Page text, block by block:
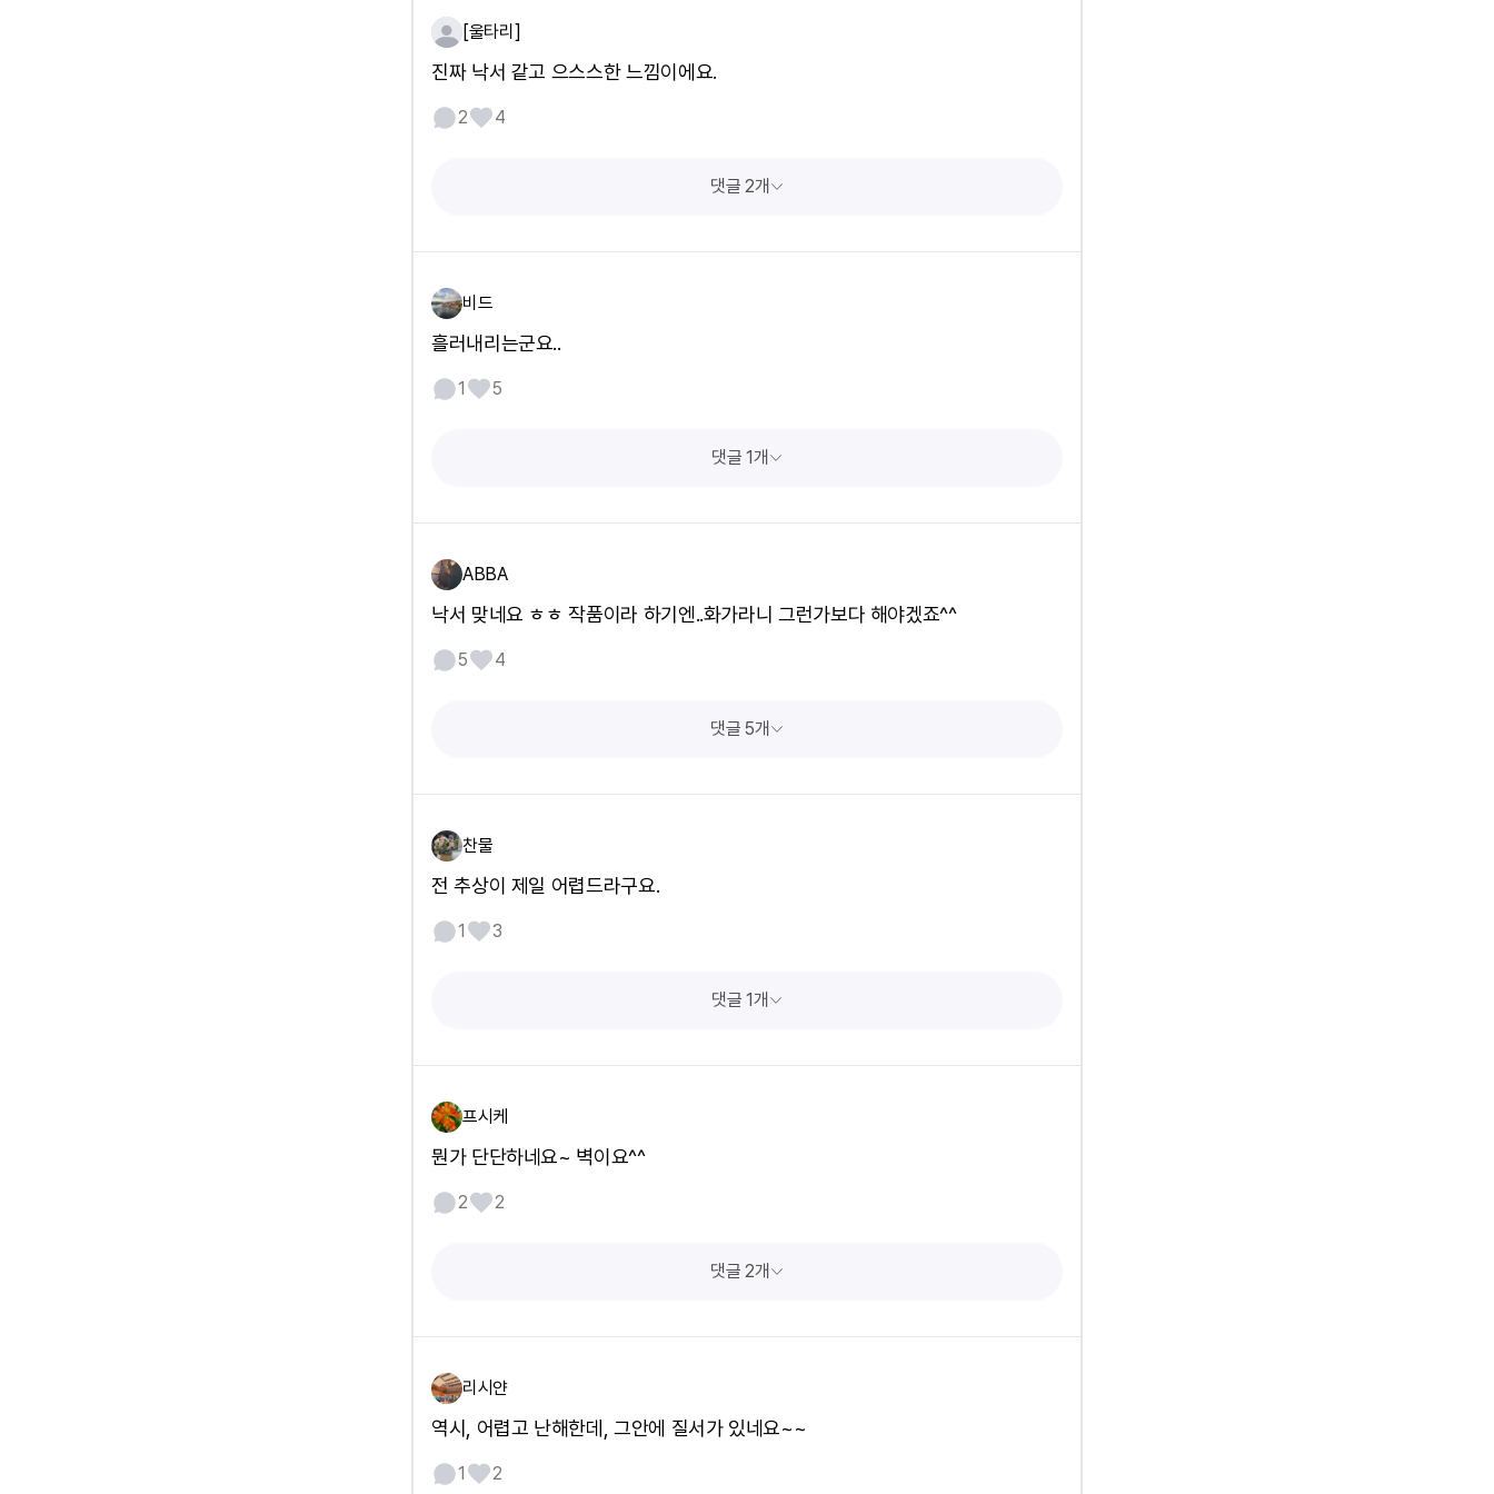
[울타리]
진짜 낙서 같고 으스스한 느낌이에요.
2 4
댓글 2개
비드
흘러내리는군요..
1 5
댓글 1개
ABBA
낙서 맞네요 ㅎㅎ 작품이라 하기엔..화가라니 그런가보다 해야겠죠^^
5 4
댓글 5개
찬물
전 추상이 제일 어렵드라구요.
1 3
댓글 1개
프시케
뭔가 단단하네요~ 벽이요^^
2 2
댓글 2개
리시얀
역시, 어렵고 난해한데, 그안에 질서가 있네요~~
1 2